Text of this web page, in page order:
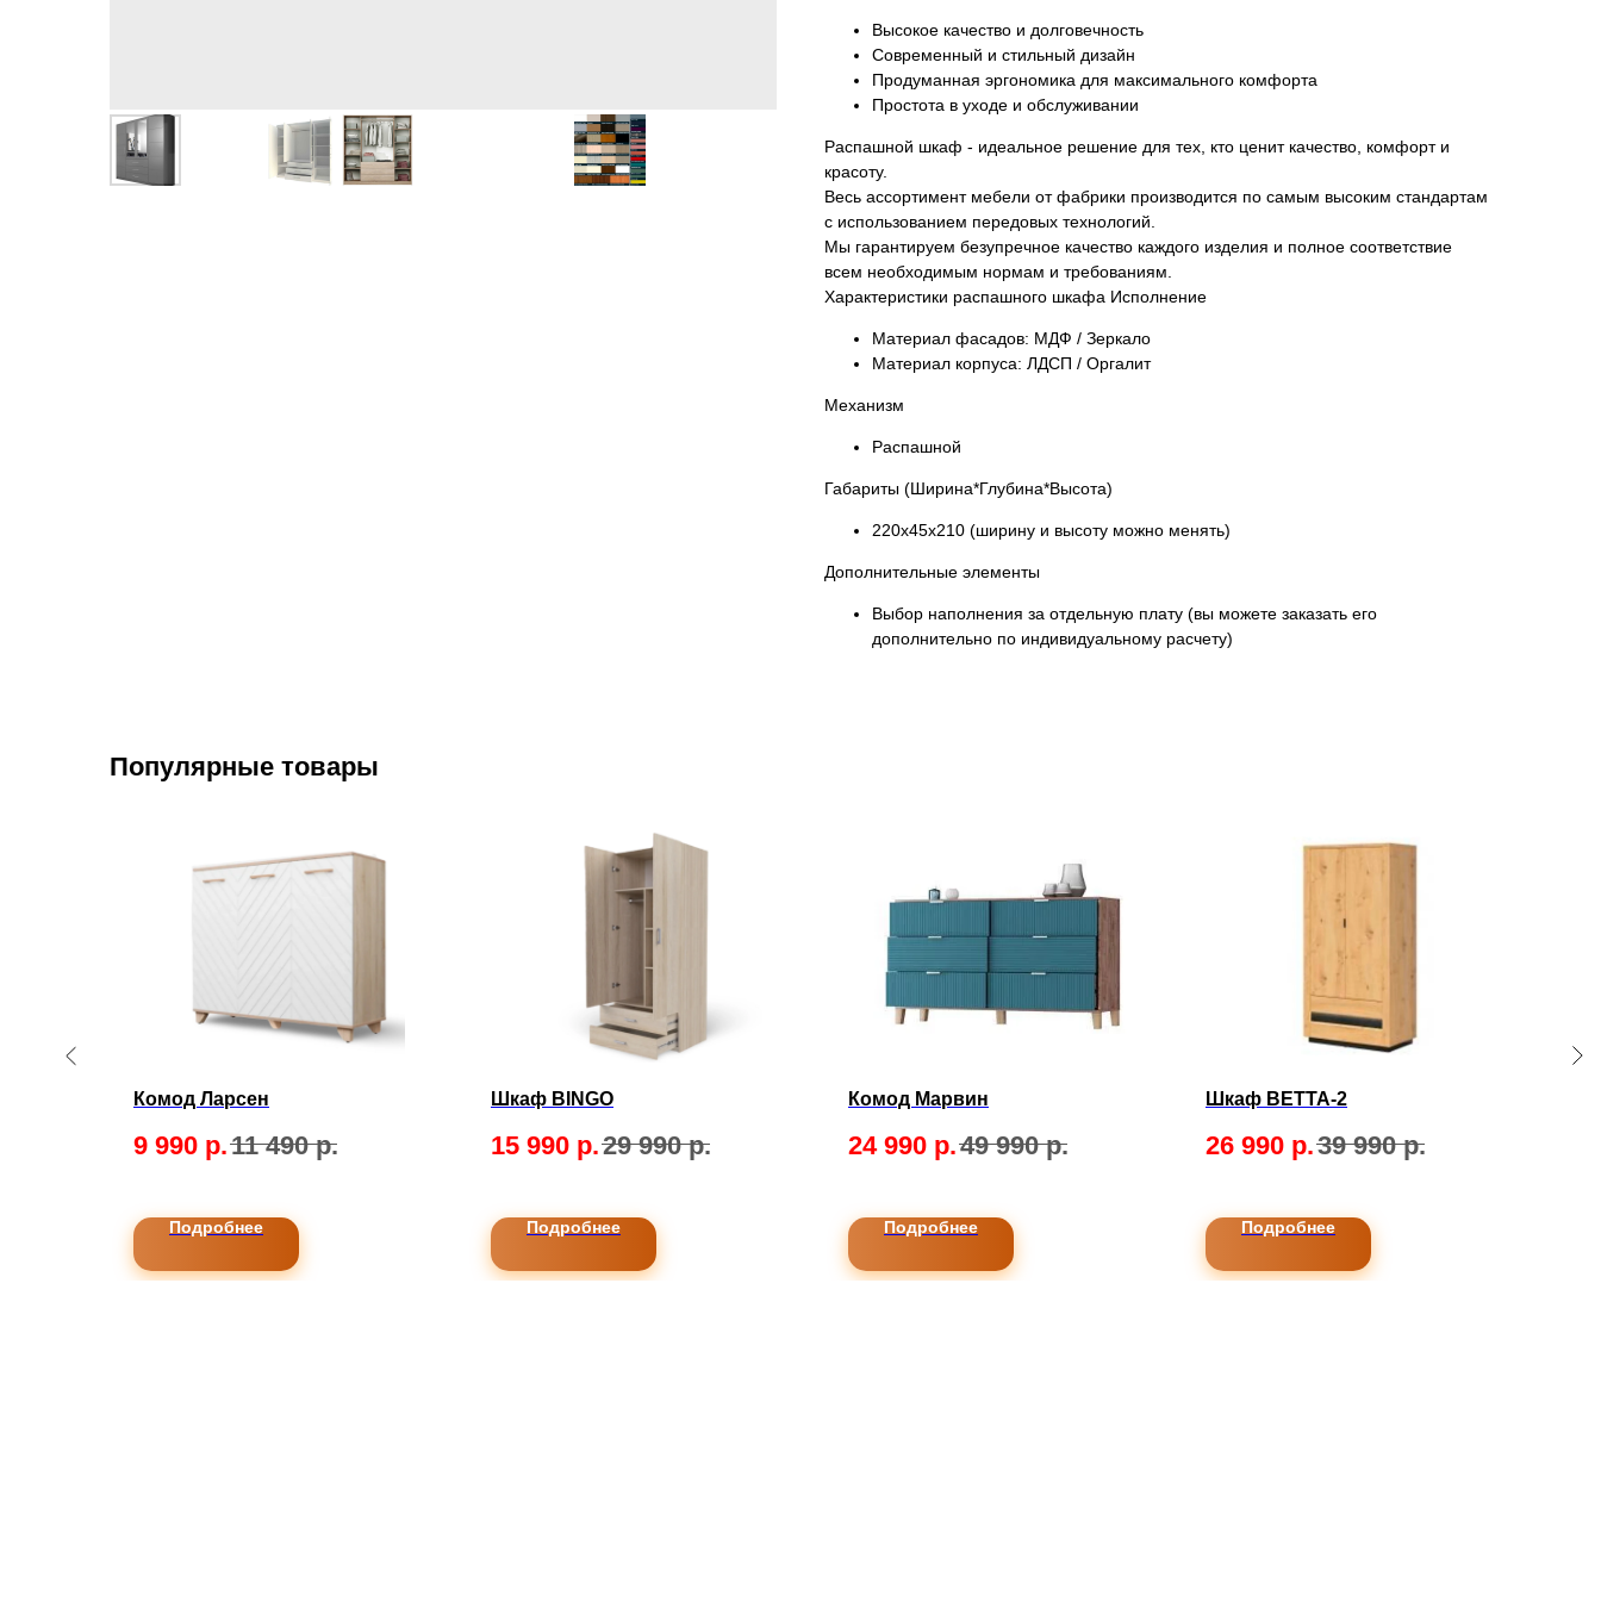
Высокое качество и долговечность
Современный и стильный дизайн
Продуманная эргономика для максимального комфорта
Простота в уходе и обслуживании
Распашной шкаф - идеальное решение для тех, кто ценит качество, комфорт и
красоту.
Весь ассортимент мебели от фабрики производится по самым высоким стандартам
с использованием передовых технологий.
Мы гарантируем безупречное качество каждого изделия и полное соответствие
всем необходимым нормам и требованиям.
Характеристики распашного шкафа Исполнение
Материал фасадов: МДФ / Зеркало
Материал корпуса: ЛДСП / Оргалит
Механизм
Распашной
Габариты (Ширина*Глубина*Высота)
220х45х210 (ширину и высоту можно менять)
Дополнительные элементы
Выбор наполнения за отдельную плату (вы можете заказать его
дополнительно по индивидуальному расчету)
Популярные товары
Комод Ларсен
9 990 р.11 490 р.
Подробнее
Шкаф BINGO
15 990 р.29 990 р.
Подробнее
Комод Марвин
24 990 р.49 990 р.
Подробнее
Шкаф BETTA-2
26 990 р.39 990 р.
Подробнее